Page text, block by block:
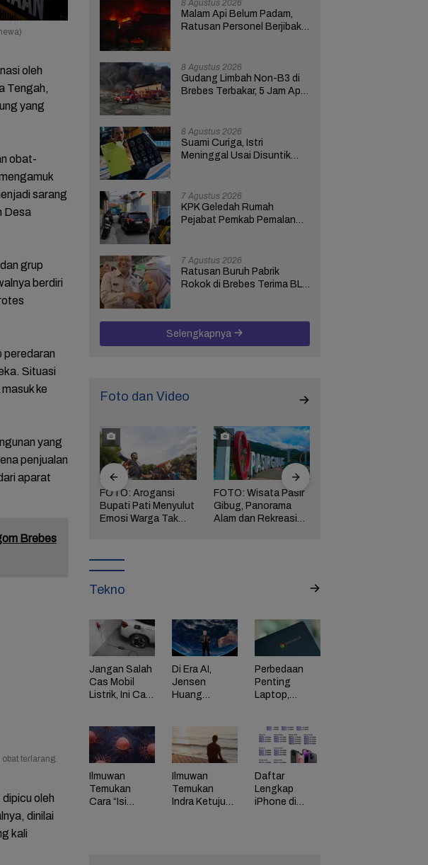
oleh
Tengah,
yang
obat-
sarang
Desa
grup
berdiri
peredaran
Situasi
ke
yang
penjualan
aparat
Brebes
terlarang.
oleh
dinilai
kali
8 Agustus 2026
Malam Api Belum Padam,
Ratusan Personel Berjibaku
8 Agustus 2026
Gudang Limbah Non-B3 di
Brebes Terbakar, 5 Jam Api
8 Agustus 2026
Suami Curiga, Istri
Meninggal Usai Disuntik
7 Agustus 2026
KPK Geledah Rumah
Pejabat Pemkab Pemalang
Bupati Anom
7 Agustus 2026
Ratusan Buruh Pabrik
Rokok di Brebes Terima BLT
Selengkapnya
Foto dan Video
Kayu
Banjir
FOTO: Arogansi
Bupati Pati Menyulut
Emosi Warga Tak
Kekuasaan!
FOTO: Wisata Pasir
Gibug, Panorama
Alam dan Rekreasi
Tekno
Jangan Salah
Cas Mobil
Listrik, Ini Cara
PLN di HP
Di Era AI,
Jensen
Huang
Karyawan
Tinggi
Perbedaan
Penting
Laptop,
Ilmuwan
Temukan
Cara “Isi
Ilmuwan
Temukan
Indra Ketujuh
Daftar
Lengkap
iPhone di